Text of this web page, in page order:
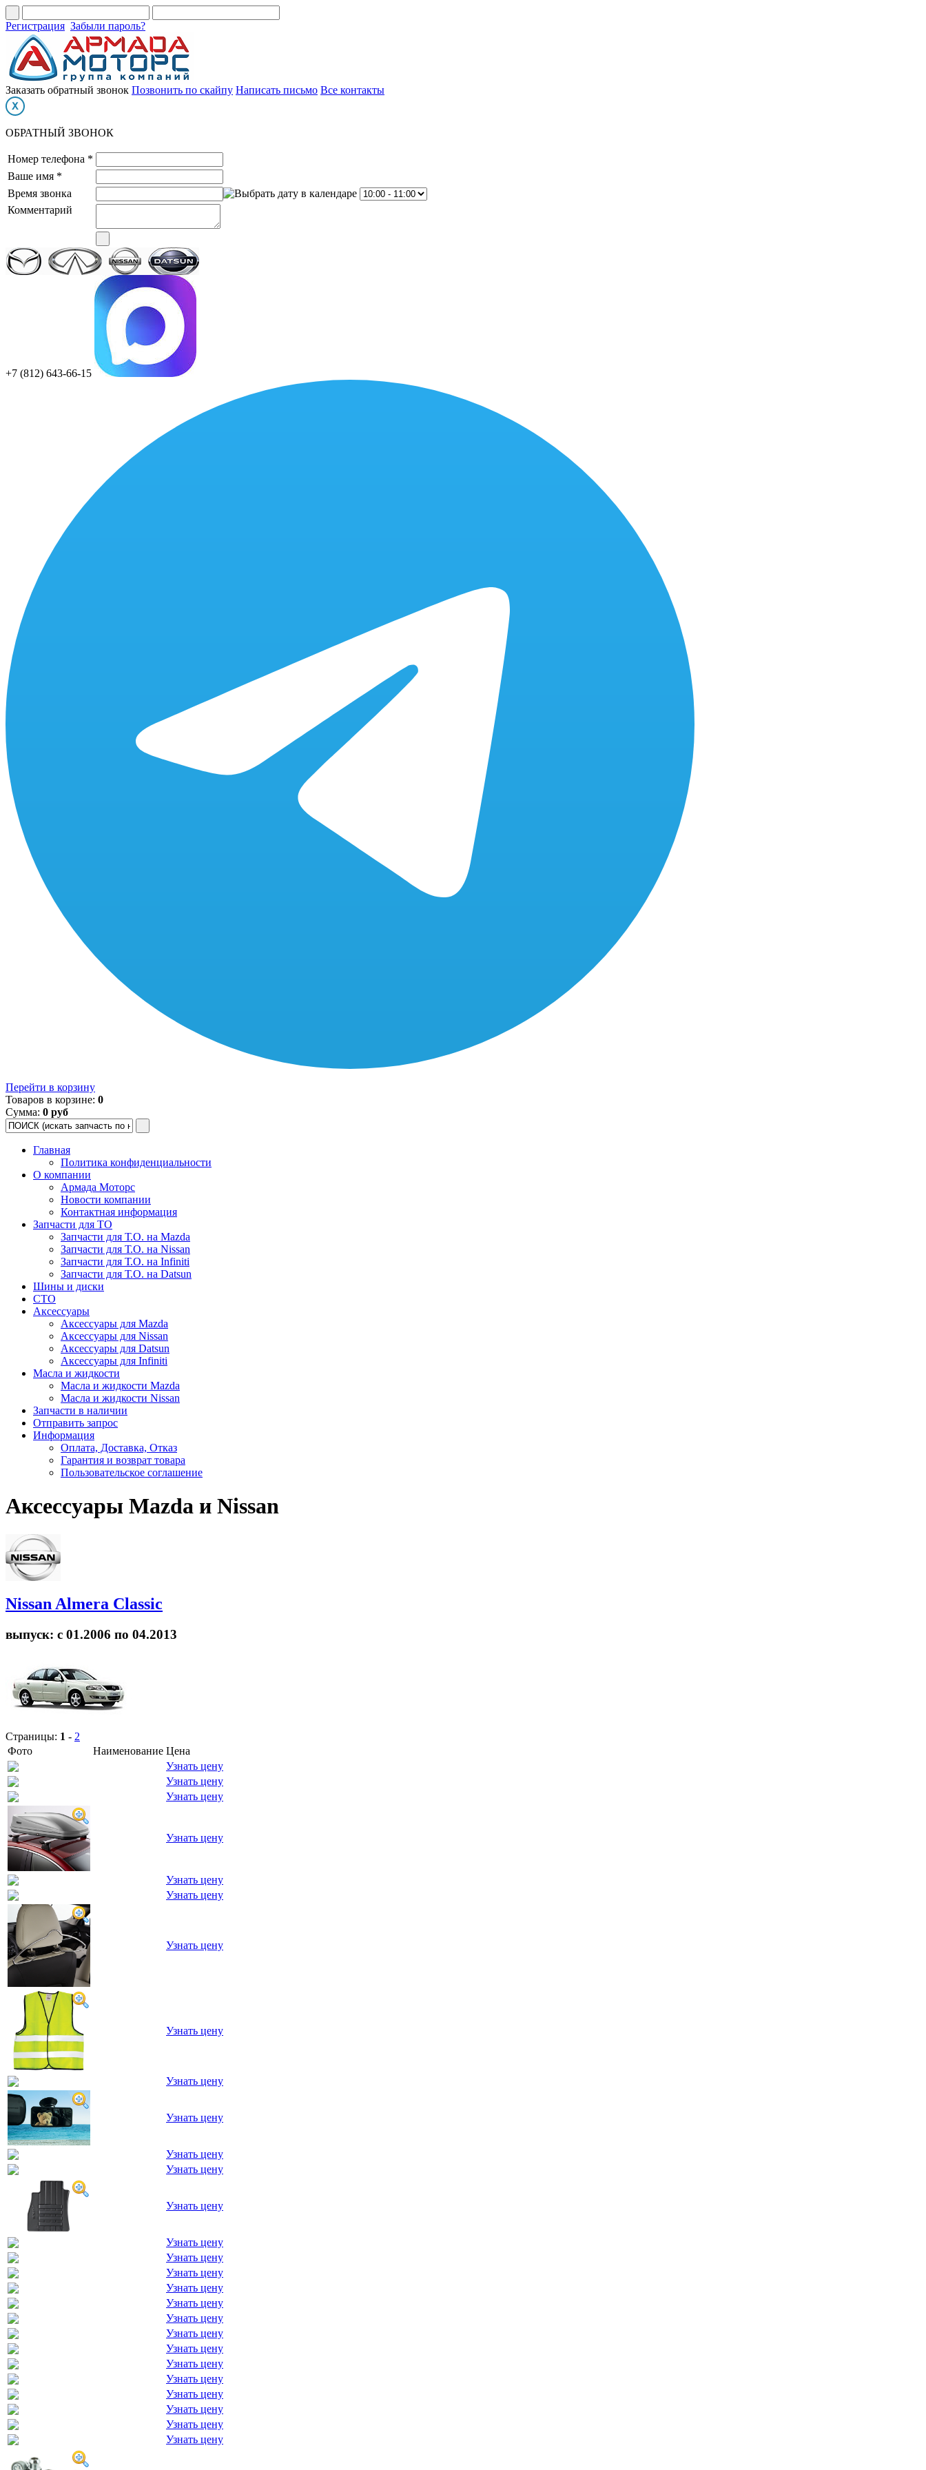
Регистрация Забыли пароль?
Заказать обратный звонок Позвонить по скайпу Написать письмо Все контакты
ОБРАТНЫЙ ЗВОНОК
Номер телефона *
Ваше имя *
Время звонка
Комментарий
+7 (812) 643-66-15
Перейти в корзину
Товаров в корзине: 0
Сумма: 0 руб
Главная
Политика конфиденциальности
О компании
Армада Моторс
Новости компании
Контактная информация
Запчасти для ТО
Запчасти для Т.О. на Mazda
Запчасти для Т.О. на Nissan
Запчасти для Т.О. на Infiniti
Запчасти для Т.О. на Datsun
Шины и диски
СТО
Аксессуары
Аксессуары для Mazda
Аксессуары для Nissan
Аксессуары для Datsun
Аксессуары для Infiniti
Масла и жидкости
Масла и жидкости Mazda
Масла и жидкости Nissan
Запчасти в наличии
Отправить запрос
Информация
Оплата, Доставка, Отказ
Гарантия и возврат товара
Пользовательское соглашение
Аксессуары Mazda и Nissan
Nissan Almera Classic
выпуск: с 01.2006 по 04.2013
Страницы: 1 - 2
Фото
Наименование Цена
Узнать цену
Узнать цену
Узнать цену
Узнать цену
Узнать цену
Узнать цену
Узнать цену
Узнать цену
Узнать цену
Узнать цену
Узнать цену
Узнать цену
Узнать цену
Узнать цену
Узнать цену
Узнать цену
Узнать цену
Узнать цену
Узнать цену
Узнать цену
Узнать цену
Узнать цену
Узнать цену
Узнать цену
Узнать цену
Узнать цену
Узнать цену